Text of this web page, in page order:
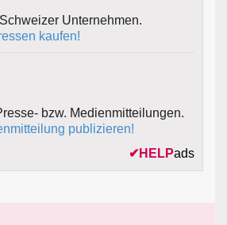
Unternehmen.
kaufen!
bzw. Medienmitteilungen.
publizieren!
✔ HELPads